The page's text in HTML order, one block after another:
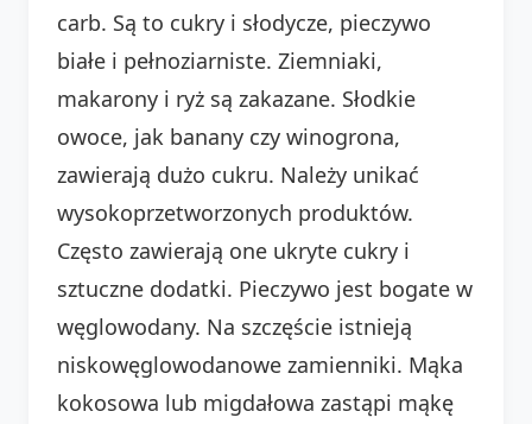
carb. Są to cukry i słodycze, pieczywo
białe i pełnoziarniste. Ziemniaki,
makarony i ryż są zakazane. Słodkie
owoce, jak banany czy winogrona,
zawierają dużo cukru. Należy unikać
wysokoprzetworzonych produktów.
Często zawierają one ukryte cukry i
sztuczne dodatki. Pieczywo jest bogate w
węglowodany. Na szczęście istnieją
niskowęglowodanowe zamienniki. Mąka
kokosowa lub migdałowa zastąpi mąkę